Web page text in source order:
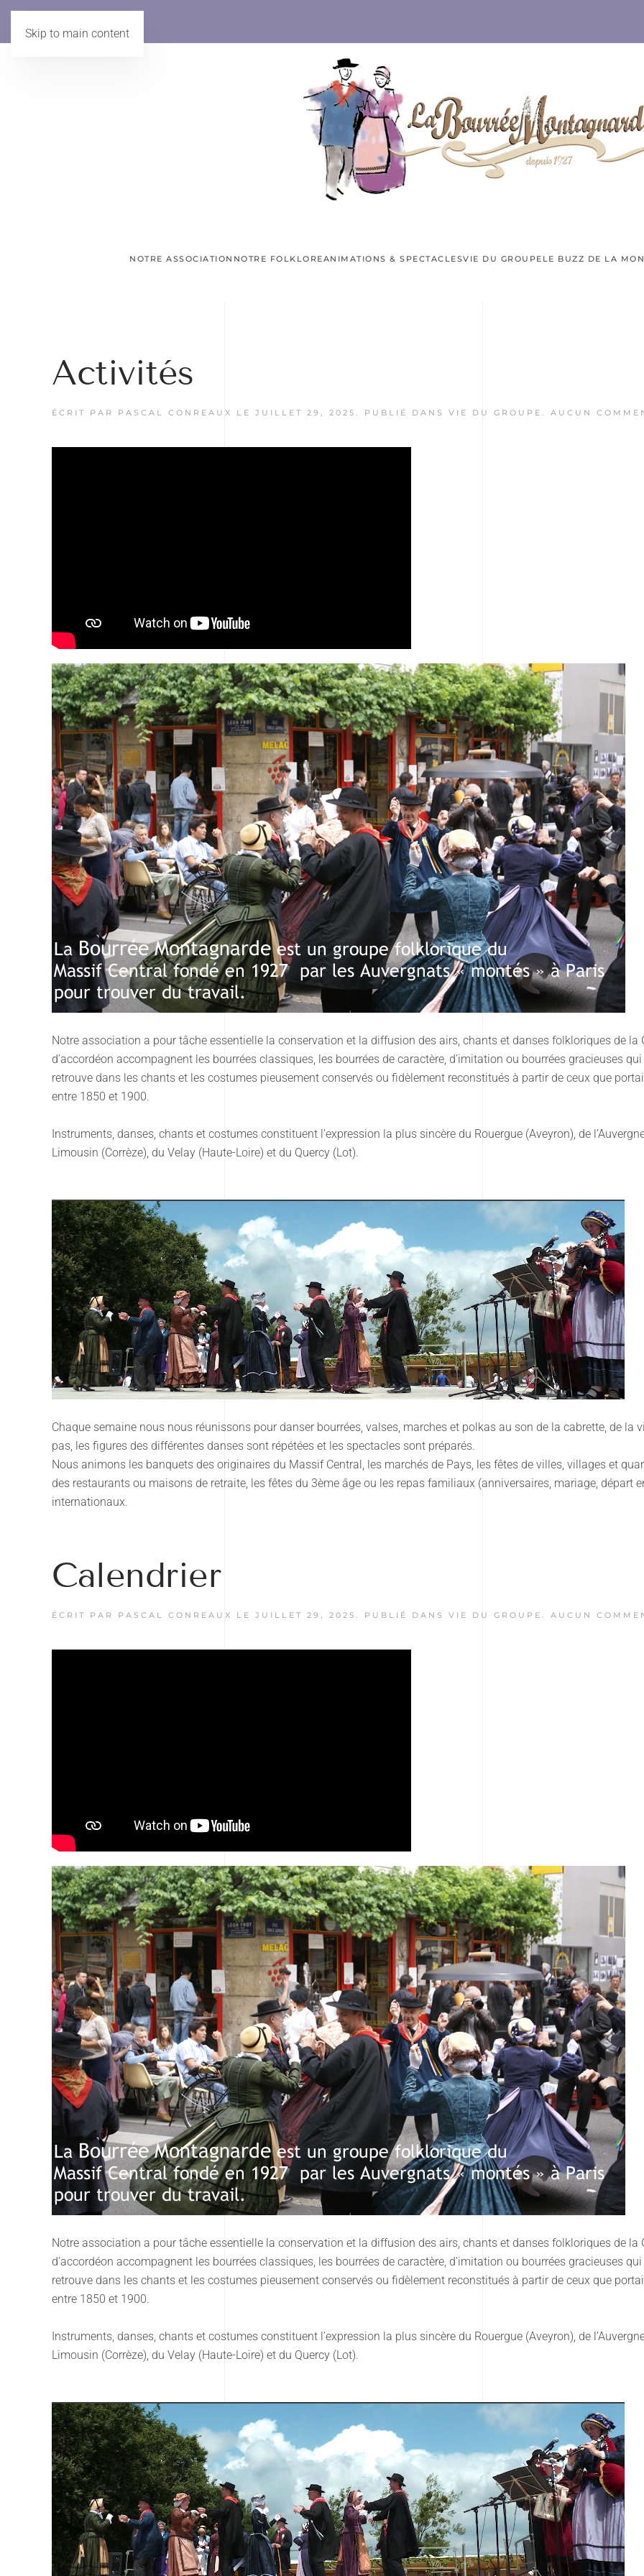
Skip to main content
NOTRE ASSOCIATION NOTRE FOLKLOREANIMATIONS & SPECTACLESVIE DU GROUPE LE BUZZ DE LA
Activités
ÉCRIT PAR PASCAL CONREAUX LE JUILLET 29, 2025 . PUBLIÉ DANS VIE DU GROUPE . AUCUN
Notre association a pour tâche essentielle la conservation et la diffusion des airs, chants et danses folkloriques de la
d’accordéon accompagnent les bourrées classiques, les bourrées de caractère, d’imitation ou bourrées gracieuses
retrouve dans les chants et les costumes pieusement conservés ou fidèlement reconstitués à partir de ceux que
entre 1850 et 1900.
Instruments, danses, chants et costumes constituent l’expression la plus sincère du Rouergue (Aveyron), de
Limousin (Corrèze), du Velay (Haute-Loire) et du Quercy (Lot).
Chaque semaine nous nous réunissons pour danser bourrées, valses, marches et polkas au son de la cabrette, de la
pas, les figures des différentes danses sont répétées et les spectacles sont préparés.
Nous animons les banquets des originaires du Massif Central, les marchés de Pays, les fêtes de villes, villages et
des restaurants ou maisons de retraite, les fêtes du 3ème âge ou les repas familiaux (anniversaires, mariage,
internationaux.
Calendrier
ÉCRIT PAR PASCAL CONREAUX LE JUILLET 29, 2025 . PUBLIÉ DANS VIE DU GROUPE . AUCUN
Notre association a pour tâche essentielle la conservation et la diffusion des airs, chants et danses folkloriques de la
d’accordéon accompagnent les bourrées classiques, les bourrées de caractère, d’imitation ou bourrées gracieuses
retrouve dans les chants et les costumes pieusement conservés ou fidèlement reconstitués à partir de ceux que
entre 1850 et 1900.
Instruments, danses, chants et costumes constituent l’expression la plus sincère du Rouergue (Aveyron), de
Limousin (Corrèze), du Velay (Haute-Loire) et du Quercy (Lot).